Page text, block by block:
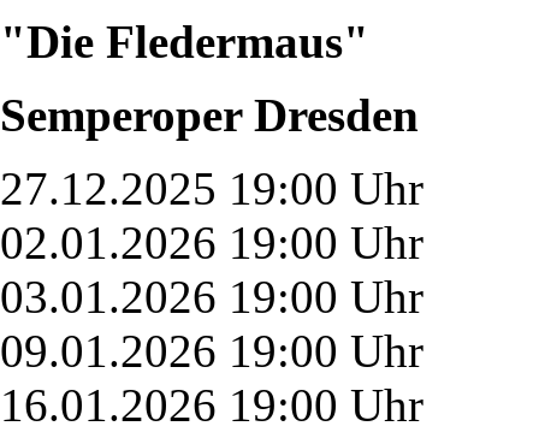
"Die Fledermaus"
Semperoper Dresden
27.12.2025 19:00 Uhr
02.01.2026 19:00 Uhr
03.01.2026 19:00 Uhr
09.01.2026 19:00 Uhr
16.01.2026 19:00 Uhr